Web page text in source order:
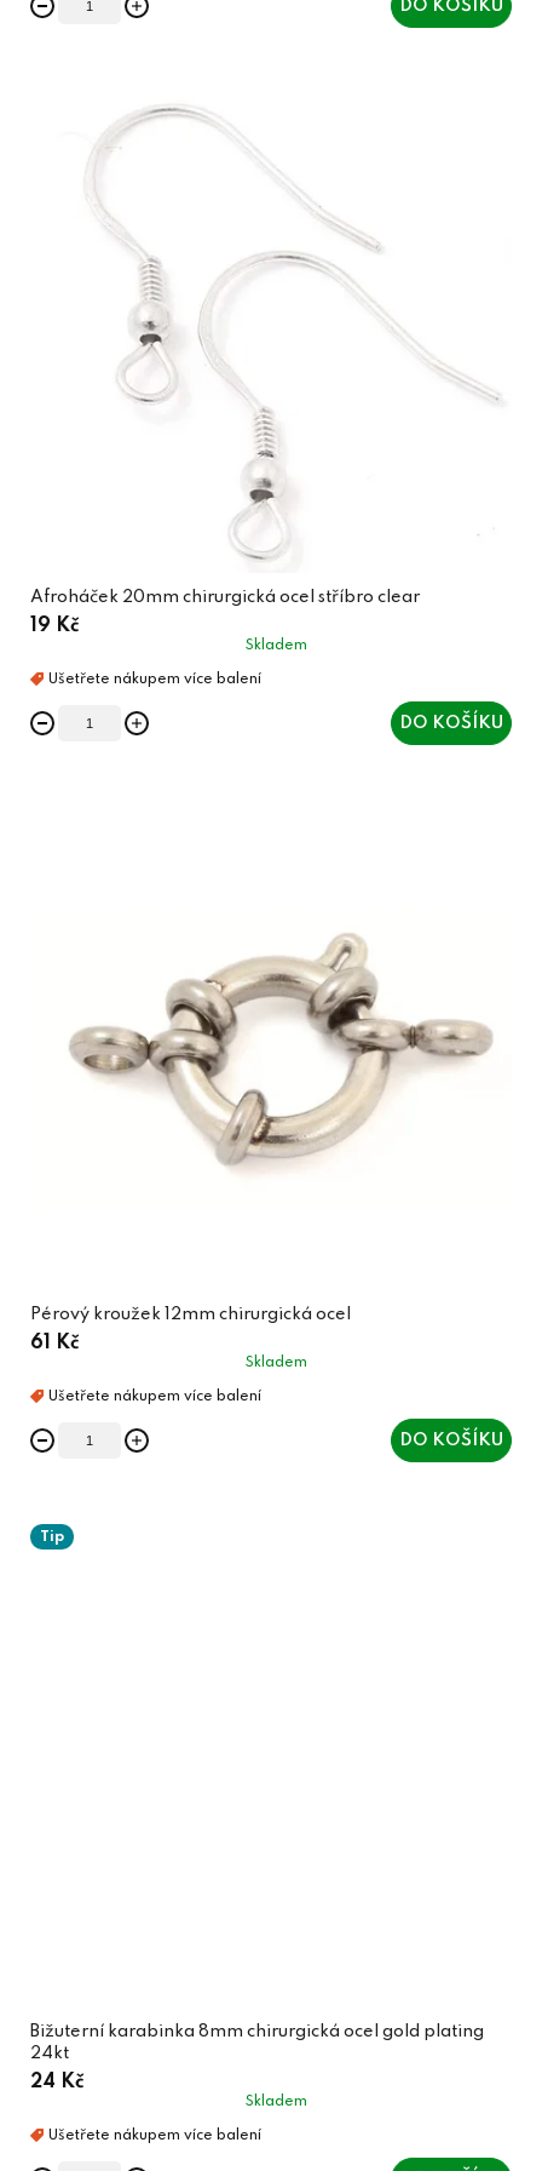
DO KOŠÍKU
Afroháček 20mm chirurgická ocel stříbro clear
19 Kč
Skladem
DO KOŠÍKU
Pérový kroužek 12mm chirurgická ocel
61 Kč
Skladem
DO KOŠÍKU
Tip
Bižuterní karabinka 8mm chirurgická ocel gold plating
24kt
24 Kč
Skladem